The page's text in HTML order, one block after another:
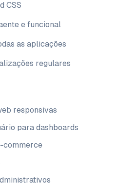
CSS
e funcional
as aplicações
regulares
responsivas
para dashboards
commerce